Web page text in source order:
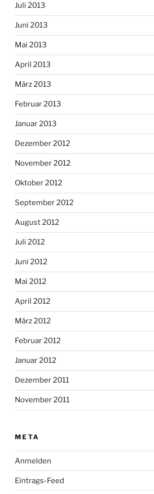
Juli 2013
Juni 2013
Mai 2013
April 2013
März 2013
Februar 2013
Januar 2013
Dezember 2012
November 2012
Oktober 2012
September 2012
August 2012
Juli 2012
Juni 2012
Mai 2012
April 2012
März 2012
Februar 2012
Januar 2012
Dezember 2011
November 2011
META
Anmelden
Eintrags-Feed